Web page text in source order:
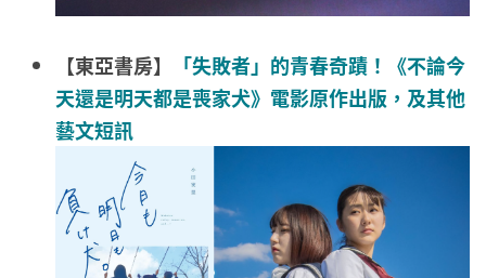
【東亞書房】
「失敗者」的青春奇蹟！《不論今
天還是明天都是喪家犬》電影原作出版，及其他
藝文短訊